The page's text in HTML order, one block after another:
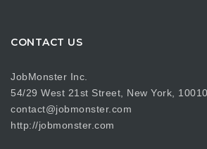
CONTACT US
JobMonster Inc.
54/29 West 21st Street, New York,
contact@jobmonster.com
http://jobmonster.com